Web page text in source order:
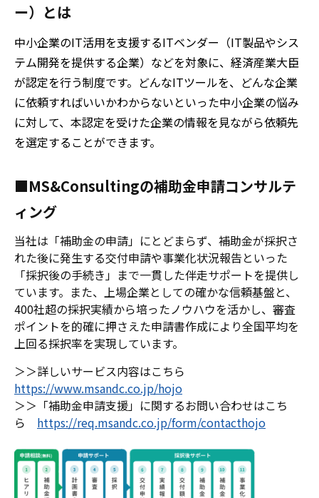
ー）とは
中小企業のIT活用を支援するITベンダー（IT製品やシス
テム開発を提供する企業）などを対象に、経済産業大臣
が認定を行う制度です。どんなITツールを、どんな企業
に依頼すればいいかわからないといった中小企業の悩み
に対して、本認定を受けた企業の情報を見ながら依頼先
を選定することができます。
■MS&Consultingの補助金申請コンサルテ
ィング
当社は「補助金の申請」にとどまらず、補助金が採択さ
れた後に発生する交付申請や事業化状況報告といった
「採択後の手続き」まで一貫した伴走サポートを提供し
ています。また、上場企業としての確かな信頼基盤と、
400社超の採択実績から培ったノウハウを活かし、審査
ポイントを的確に押さえた申請書作成により全国平均を
上回る採択率を実現しています。
＞＞詳しいサービス内容はこちら
https://www.msandc.co.jp/hojo
＞＞「補助金申請支援」に関するお問い合わせはこち
ら https://req.msandc.co.jp/form/contacthojo